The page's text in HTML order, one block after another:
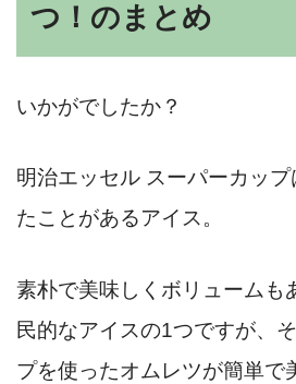
つ！のまとめ
いかがでしたか？
明治エッセル スーパーカッ
たことがあるアイス。
素朴で美味しくボリュームも
民的なアイスの1つですが、
プを使ったオムレツが簡単で